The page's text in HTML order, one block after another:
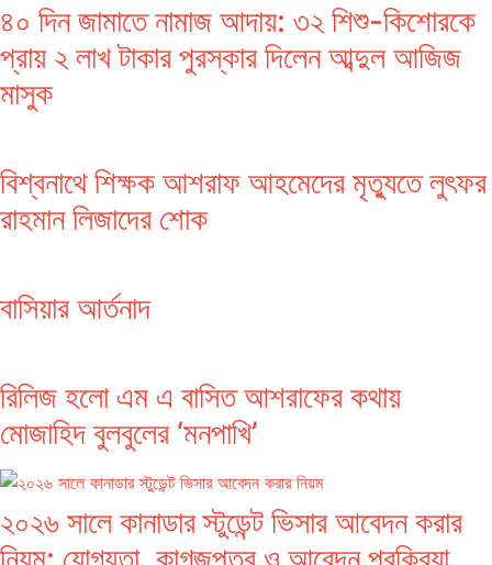
৪০ দিন জামাতে নামাজ আদায়: ৩২ শিশু-কিশোরকে
প্রায় ২ লাখ টাকার পুরস্কার দিলেন আব্দুল আজিজ
মাসুক
বিশ্বনাথে শিক্ষক আশরাফ আহমেদের মৃত্যুতে লুৎফর
রাহমান লিজাদের শোক
বাসিয়ার আর্তনাদ
রিলিজ হলো এম এ বাসিত আশরাফের কথায়
মোজাহিদ বুলবুলের ‘মনপাখি’
২০২৬ সালে কানাডার স্টুডেন্ট ভিসার আবেদন করার